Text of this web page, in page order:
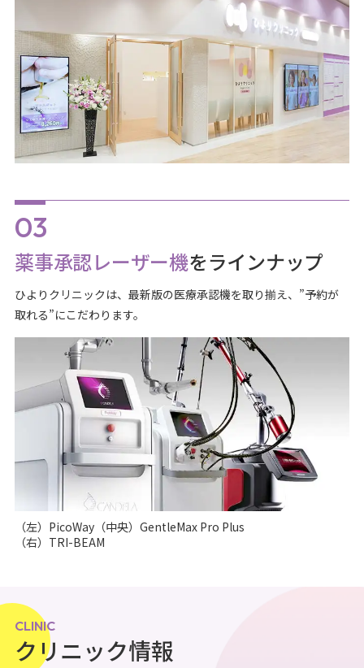
薬事承認レーザー機をラインナップ
ひよりクリニックは、最新版の医療承認機を取り揃え、”予約が
取れる”にこだわります。
（左）PicoWay（中央）GentleMax Pro Plus
（右）TRI-BEAM
CLINIC
クリニック情報